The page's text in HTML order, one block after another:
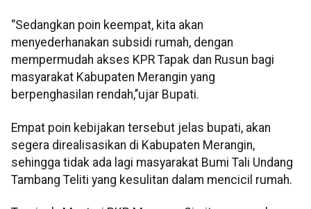
‘’Sedangkan poin keempat, kita akan
menyederhanakan subsidi rumah, dengan
mempermudah akses KPR Tapak dan Rusun bagi
masyarakat Kabupaten Merangin yang
berpenghasilan rendah,’’ujar Bupati.
Empat poin kebijakan tersebut jelas bupati, akan
segera direalisasikan di Kabupaten Merangin,
sehingga tidak ada lagi masyarakat Bumi Tali Undang
Tambang Teliti yang kesulitan dalam mencicil rumah.